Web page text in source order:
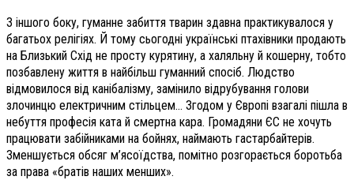
З іншого боку, гуманне забиття тварин здавна практикувалося у
багатьох релігіях. Й тому сьогодні українські птахівники продають
на Близький Схід не просту курятину, а халяльну й кошерну, тобто
позбавлену життя в найбільш гуманний спосіб. Людство
відмовилося від канібалізму, замінило відрубування голови
злочинцю електричним стільцем… Згодом у Європі взагалі пішла в
небуття професія ката й смертна кара. Громадяни ЄС не хочуть
працювати забійниками на бойнях, наймають гастарбайтерів.
Зменшується обсяг м’ясоїдства, помітно розгорається боротьба
за права «братів наших менших».